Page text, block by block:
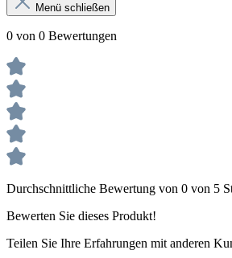
Menü schließen
0 von 0 Bewertungen
Durchschnittliche Bewertung von 0 von 5
Bewerten Sie dieses Produkt!
Teilen Sie Ihre Erfahrungen mit anderen